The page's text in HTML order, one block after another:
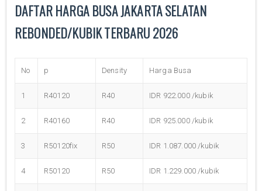
DAFTAR HARGA BUSA JAKARTA SELATAN
REBONDED/KUBIK TERBARU 2026
No p Density Harga Busa
1 R40120 R40 IDR 922.000 /kubik
2 R40160 R40 IDR 925.000 /kubik
3 R50120fix R50 IDR 1.087.000 /kubik
4 R50120 R50 IDR 1.229.000 /kubik